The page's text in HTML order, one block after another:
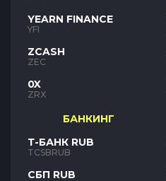
YEARN FINANCE
YFI
ZCASH
ZEC
0X
ZRX
БАНКИНГ
Т-БАНК RUB
TCSBRUB
СБП RUB